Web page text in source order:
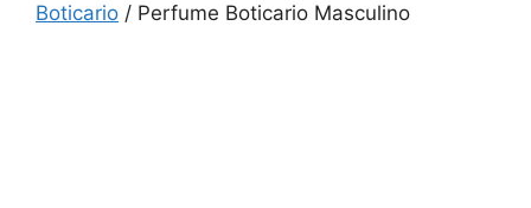
Boticario / Perfume Boticario Masculino